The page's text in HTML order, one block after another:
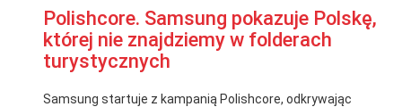
Polishcore. Samsung pokazuje Polskę,
której nie znajdziemy w folderach
turystycznych
Samsung startuje z kampanią Polishcore, odkrywając